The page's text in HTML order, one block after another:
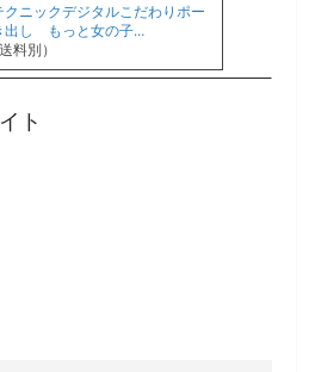
ニックデジタルこだわりポー
出し もっと女の子…
料別）
ト